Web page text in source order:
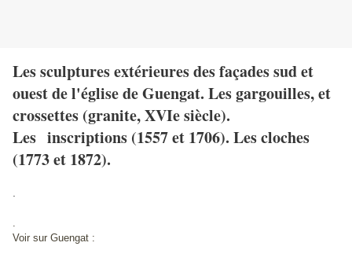
Les sculptures extérieures des façades sud et
ouest de l'église de Guengat. Les gargouilles, et
crossettes (granite, XVIe siècle).
Les inscriptions (1557 et 1706). Les cloches
(1773 et 1872).
.
Voir sur Guengat :